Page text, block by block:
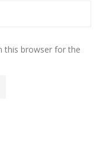
this browser for the